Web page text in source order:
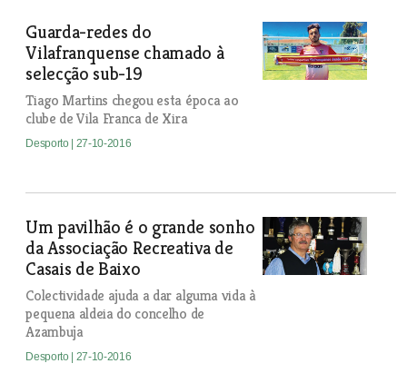
Guarda-redes do
Vilafranquense chamado à
selecção sub-19
Tiago Martins chegou esta época ao
clube de Vila Franca de Xira
Desporto | 27-10-2016
Um pavilhão é o grande sonho
da Associação Recreativa de
Casais de Baixo
Colectividade ajuda a dar alguma vida à
pequena aldeia do concelho de
Azambuja
Desporto | 27-10-2016